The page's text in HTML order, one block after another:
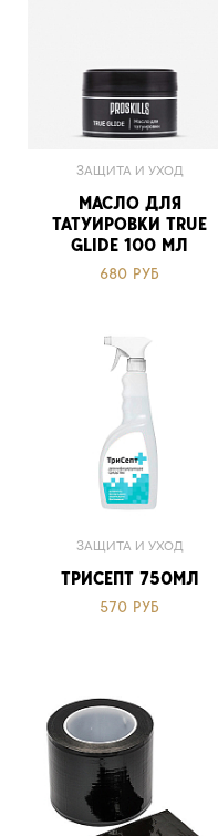
ЗАЩИТА И УХОД
МАСЛО ДЛЯ
ТАТУИРОВКИ TRUE
GLIDE 100 МЛ
680 РУБ
ЗАЩИТА И УХОД
ТРИСЕПТ 750МЛ
570 РУБ